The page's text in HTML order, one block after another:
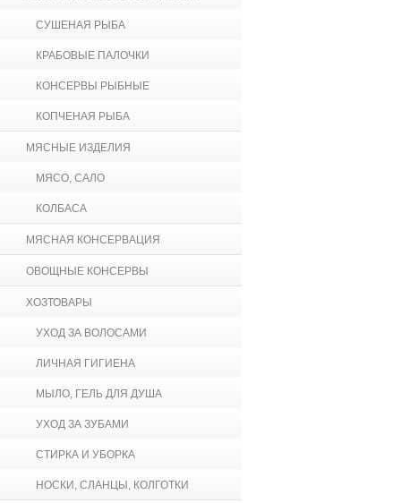
СУШЕНАЯ РЫБА
КРАБОВЫЕ ПАЛОЧКИ
КОНСЕРВЫ РЫБНЫЕ
КОПЧЕНАЯ РЫБА
МЯСНЫЕ ИЗДЕЛИЯ
МЯСО, САЛО
КОЛБАСА
МЯСНАЯ КОНСЕРВАЦИЯ
ОВОЩНЫЕ КОНСЕРВЫ
ХОЗТОВАРЫ
УХОД ЗА ВОЛОСАМИ
ЛИЧНАЯ ГИГИЕНА
МЫЛО, ГЕЛЬ ДЛЯ ДУША
УХОД ЗА ЗУБАМИ
СТИРКА И УБОРКА
НОСКИ, СЛАНЦЫ, КОЛГОТКИ